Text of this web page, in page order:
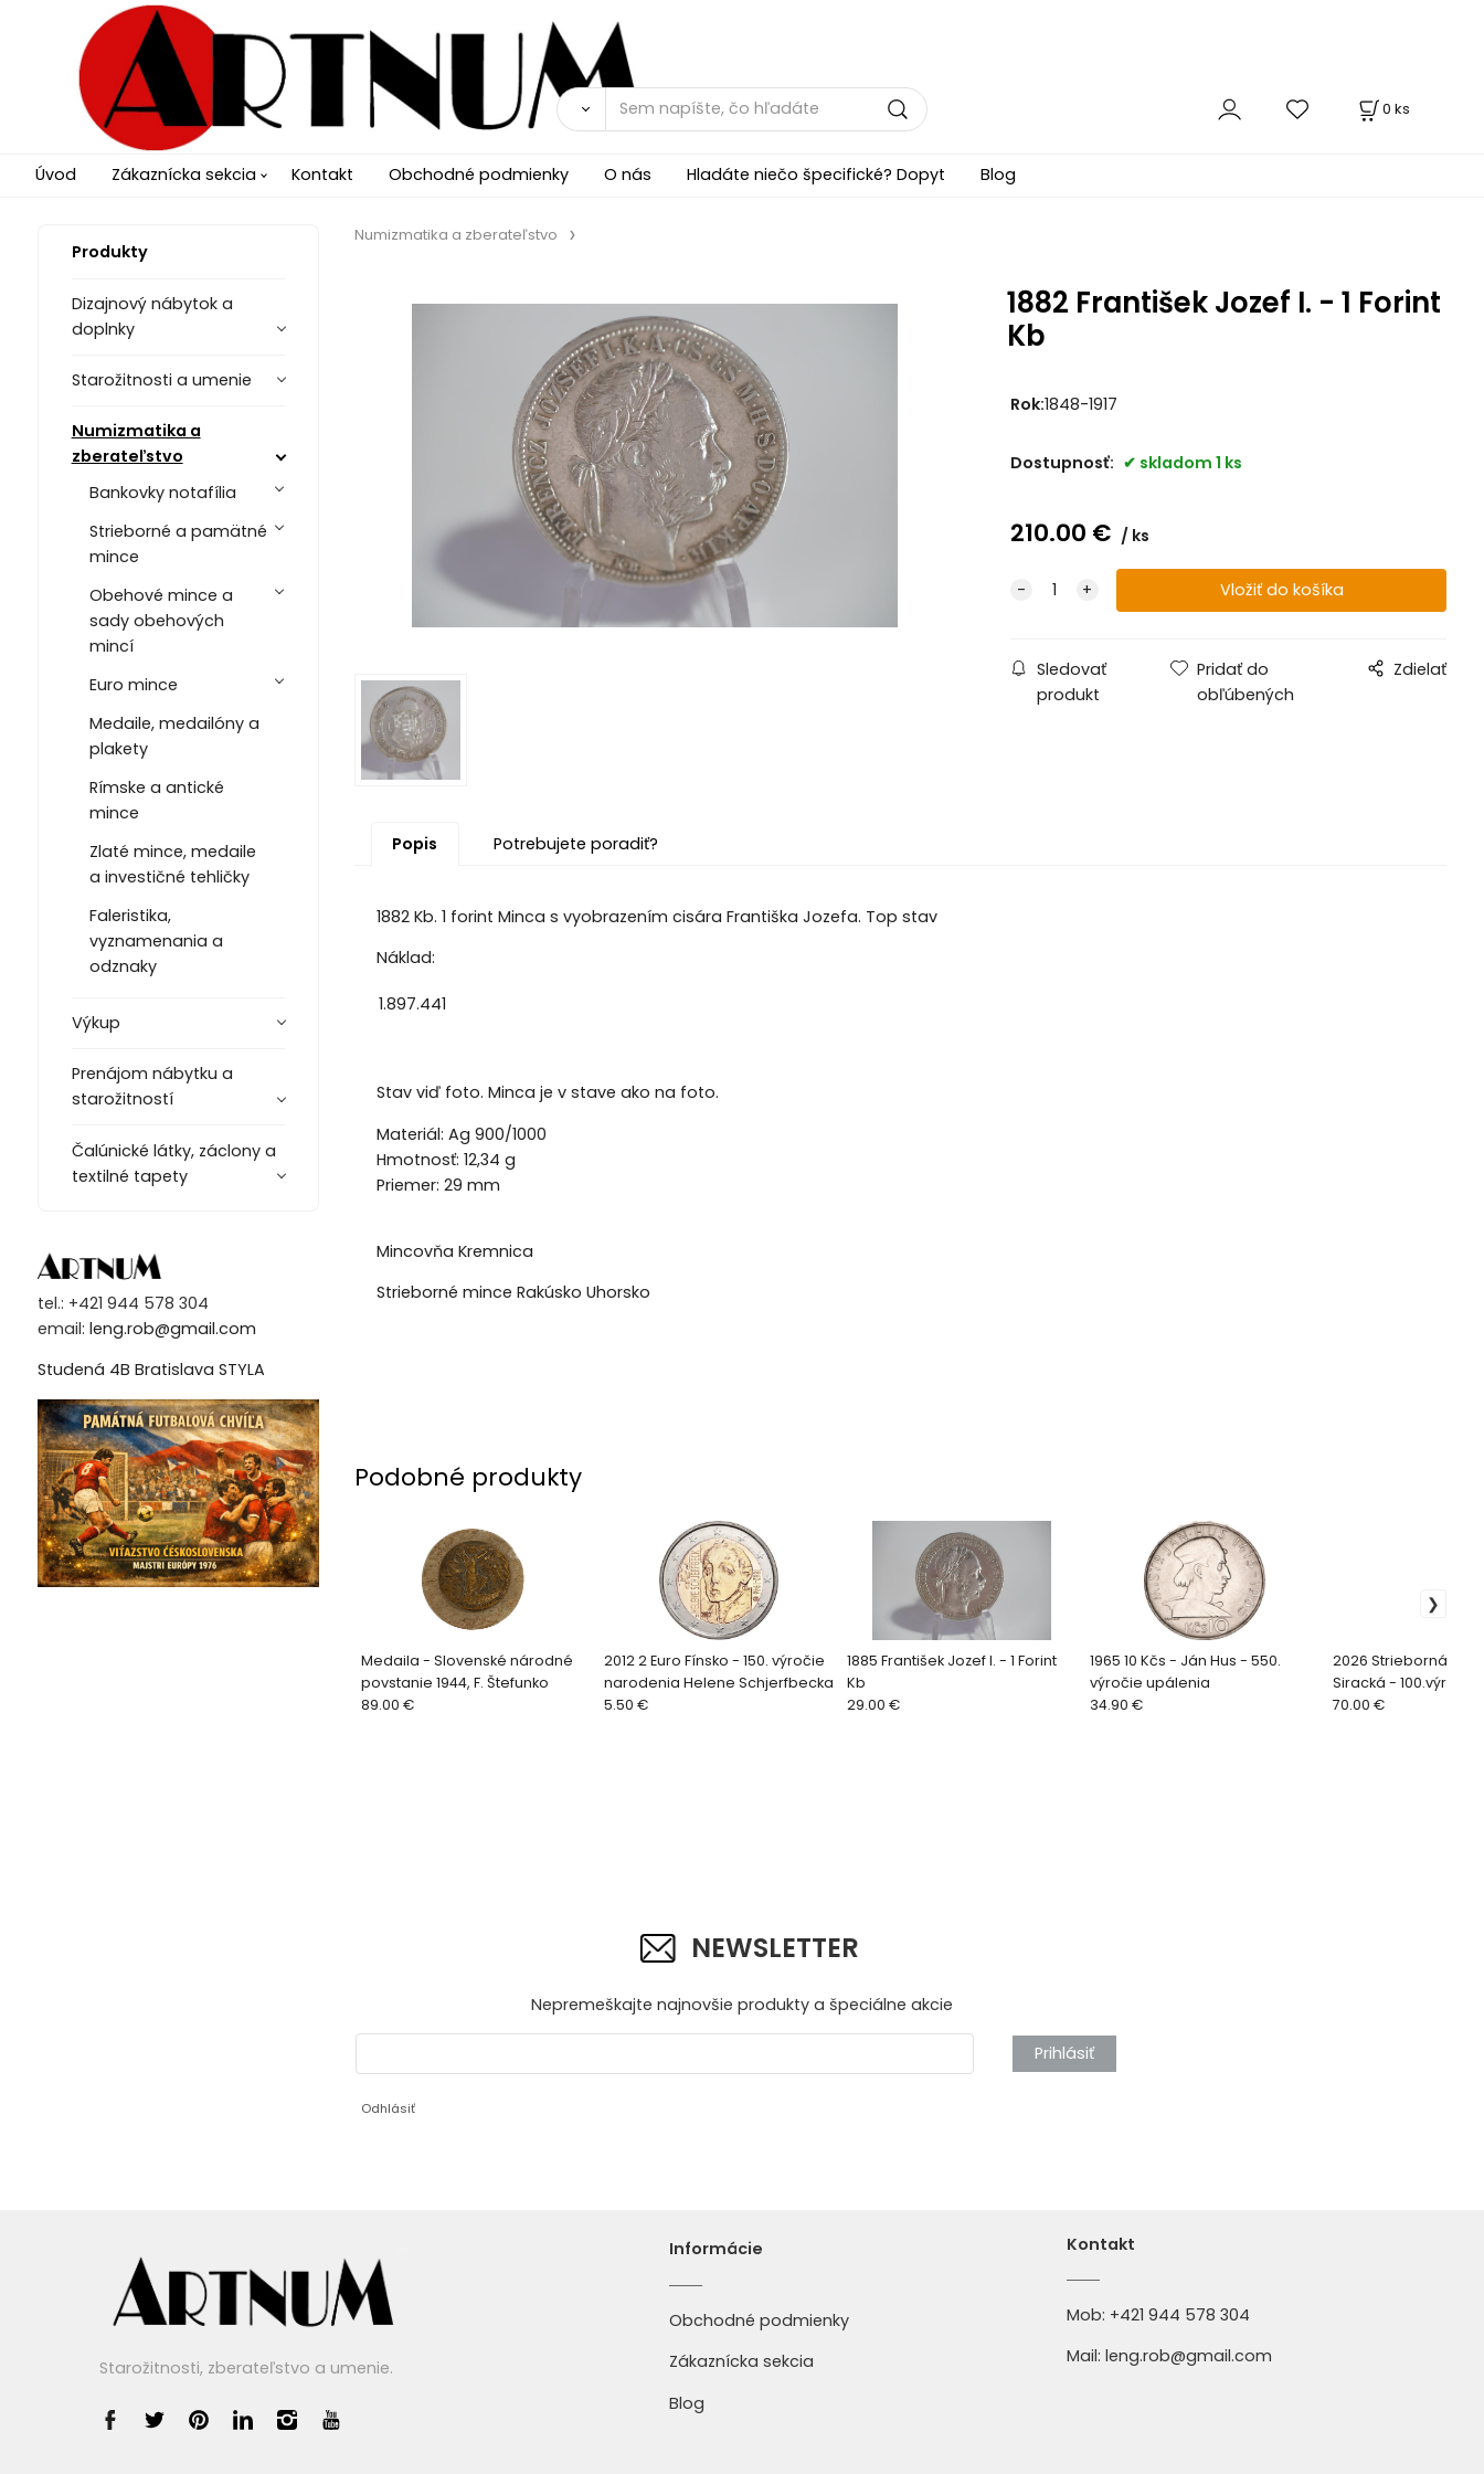
0 ks
Úvod Zákaznícka sekcia Kontakt Obchodné podmienky O nás Hladáte niečo špecifické? Dopyt Blog
Produkty
Dizajnový nábytok a
doplnky
Starožitnosti a umenie
Numizmatika a
zberateľstvo
Bankovky notafília
Strieborné a pamätné
mince
Obehové mince a
sady obehových
mincí
Euro mince
Medaile, medailóny a
plakety
Rímske a antické
mince
Zlaté mince, medaile
a investičné tehličky
Faleristika,
vyznamenania a
odznaky
Výkup
Prenájom nábytku a
starožitností
Čalúnické látky, záclony a
textilné tapety
tel.: +421 944 578 304
email: leng.rob@gmail.com
Studená 4B Bratislava STYLA
Numizmatika a zberateľstvo
1882 František Jozef I. - 1 Forint
Kb
Rok:1848-1917
Dostupnosť: skladom 1 ks
210.00 € ks
Sledovať
produkt
Pridať do
obľúbených
Zdielať
Popis Potrebujete poradiť?
1882 Kb. 1 forint Minca s vyobrazením cisára Františka Jozefa. Top stav
Náklad:
1.897.441
Stav viď foto. Minca je v stave ako na foto.
Materiál: Ag 900/1000
Hmotnosť: 12,34 g
Priemer: 29 mm
Mincovňa Kremnica
Strieborné mince Rakúsko Uhorsko
Podobné produkty
Medaila - Slovenské národné
povstanie 1944, F. Štefunko
89.00 €
2012 2 Euro Fínsko - 150. výročie
narodenia Helene Schjerfbecka
5.50 €
1885 František Jozef I. - 1 Forint
Kb
29.00 €
1965 10 Kčs - Ján Hus - 550.
výročie upálenia
34.90 €
2026 Strieborná
Siracká -
70.00 €
NEWSLETTER
Nepremeškajte najnovšie produkty a špeciálne akcie
Prihlásiť
Odhlásiť
Starožitnosti, zberateľstvo a umenie.
Informácie
Obchodné podmienky
Zákaznícka sekcia
Blog
Kontakt
Mob: +421 944 578 304
Mail: leng.rob@gmail.com